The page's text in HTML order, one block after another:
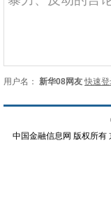
用户名： 新华08网友 快速
中国金融信息网 版权所有